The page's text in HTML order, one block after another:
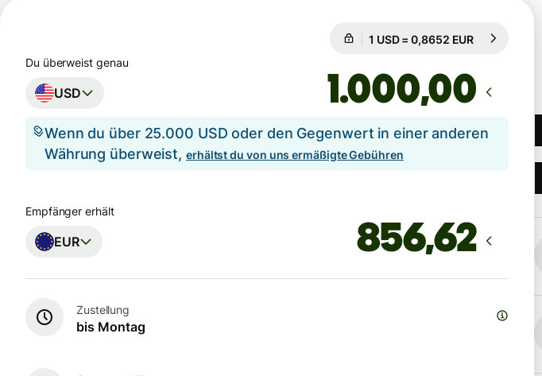
Garantiert für 19 Std.
Du überweist genau
USD ,00
Wenn du über 25.000 USD oder den Gegenwert in einer anderen
Währung überweist, erhältst du von uns ermäßigte Gebühren
Empfänger erhält
EUR
Zustellung
bis Montag